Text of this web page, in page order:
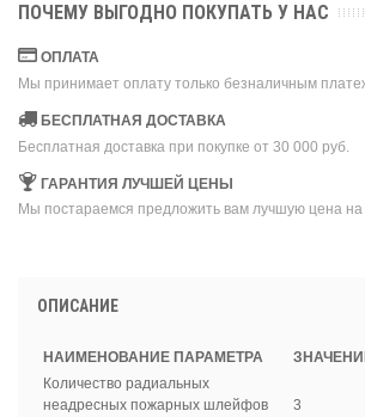
ПОЧЕМУ ВЫГОДНО ПОКУПАТЬ У НАС
ОПЛАТА
Мы принимает оплату только безналичным
БЕСПЛАТНАЯ ДОСТАВКА
Бесплатная доставка при покупке от 30 000 руб.
ГАРАНТИЯ ЛУЧШЕЙ ЦЕНЫ
Мы постараемся предложить вам лучшую цена на
ОПИСАНИЕ
НАИМЕНОВАНИЕ ПАРАМЕТРА
Количество радиальных
неадресных пожарных шлейфов
3